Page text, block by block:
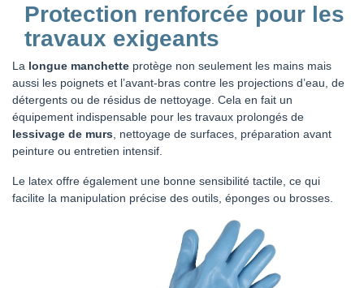
Protection renforcée pour les
travaux exigeants
La longue manchette protège non seulement les mains mais
aussi les poignets et l’avant-bras contre les projections d’eau, de
détergents ou de résidus de nettoyage. Cela en fait un
équipement indispensable pour les travaux prolongés de
lessivage de murs , nettoyage de surfaces, préparation avant
peinture ou entretien intensif.
Le latex offre également une bonne sensibilité tactile, ce qui
facilite la manipulation précise des outils, éponges ou brosses.